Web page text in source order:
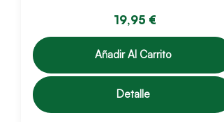
19,95 €
Añadir Al Carrito
Detalle